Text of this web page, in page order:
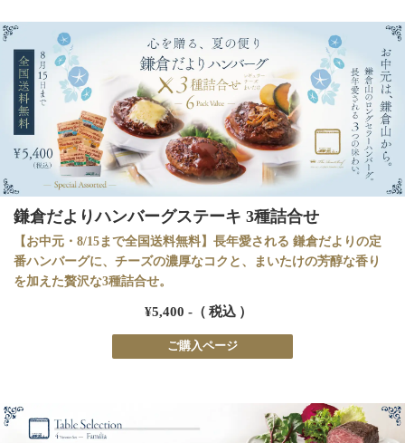
鎌倉だよりハンバーグステーキ 3種詰合せ
【お中元・8/15まで全国送料無料】長年愛される 鎌倉だよりの定
番ハンバーグに、チーズの濃厚なコクと、まいたけの芳醇な香り
を加えた贅沢な3種詰合せ。
¥5,400 -（ 税込 ）
ご購入ページ